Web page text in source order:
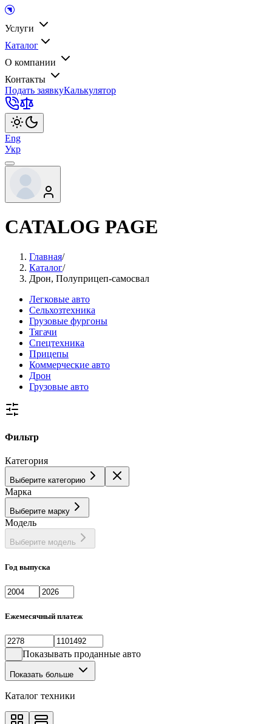
Услуги
Каталог
О компании
Контакты
Подать заявкуКалькулятор
Eng
Укр
CATALOG PAGE
Главная/
Каталог/
Дрон, Полуприцеп-самосвал
Легковые авто
Сельхозтехника
Грузовые фургоны
Тягачи
Спецтехника
Прицепы
Коммерческие авто
Дрон
Грузовые авто
Фильтр
Категория
Выберите категорию
Марка
Выберите марку
Модель
Выберите модель
Год выпуска
Ежемесячный платеж
Показывать проданные авто
Показать больше
Каталог техники